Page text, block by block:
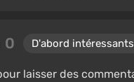
0
laisser des